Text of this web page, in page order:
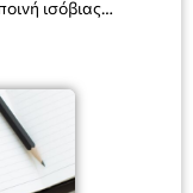
ισόβιας
έργο για
συγκινητικό,
σκηνοθέτης
αυτό
σημαντικό
του